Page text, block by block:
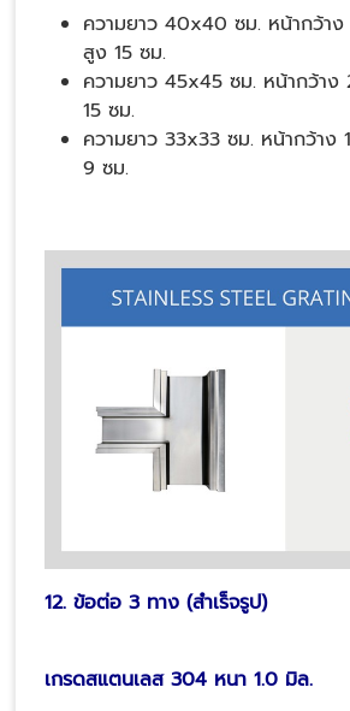
ความยาว 40x40 ซม. หน้ากว้าง
สูง 15 ซม.
ความยาว 45x45 ซม. หน้ากว้าง
15 ซม.
ความยาว 33x33 ซม. หน้ากว้าง
9 ซม.
12. ข้อต่อ 3 ทาง (สำเร็จรูป)
เกรดสแตนเลส 304 หนา 1.0 มิล.